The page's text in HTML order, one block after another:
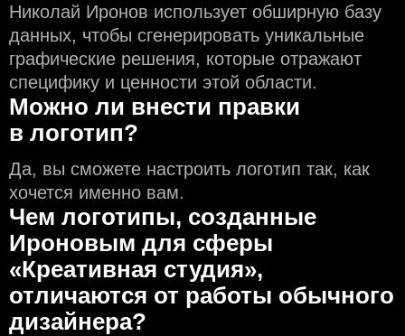
Николай Иронов использует обширную базу
данных, чтобы сгенерировать уникальные
графические решения, которые отражают
специфику и ценности этой области.
Можно ли внести правки
в логотип?
Да, вы сможете настроить логотип так, как
хочется именно вам.
Чем логотипы, созданные
Ироновым для сферы
«Креативная студия»,
отличаются от работы обычного
дизайнера?